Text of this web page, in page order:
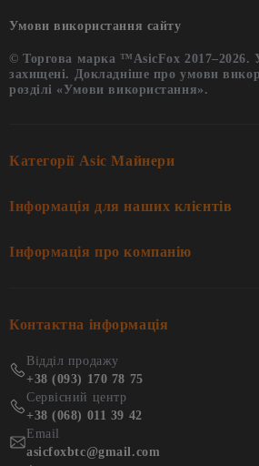
Умови використання сайту
© Торгова марка ™AsicFox 2017–2026.
захищені. Докладніше про умови
розділі «Умови використання».
Категорії Asic Майнери
Інформація для наших клієнтів
Інформація про компанію
Контактна інформація
Відділ продажу
+38 (093) 170 78 75
Сервісний центр
+38 (068) 011 39 42
Email
asicfoxbtc@gmail.com